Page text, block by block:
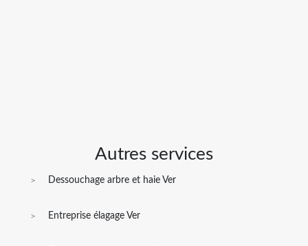
Autres services
Dessouchage arbre et haie Ver
Entreprise élagage Ver